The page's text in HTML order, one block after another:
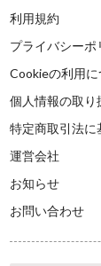
利用規約
プライバシーポ
Cookieの利用に
個人情報の取り
特定商取引法に
運営会社
お知らせ
お問い合わせ